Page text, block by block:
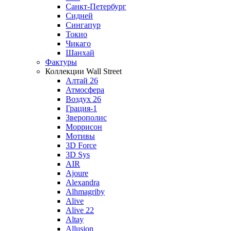
Санкт-Петербург
Сидней
Сингапур
Токио
Чикаго
Шанхай
Фактуры
Коллекции Wall Street
Алтай 26
Атмосфера
Воздух 26
Грация-1
Зверополис
Моррисон
Мотивы
3D Force
3D Sys
AIR
Ajoure
Alexandra
Alhmagriby
Alive
Alive 22
Altay
Allusion